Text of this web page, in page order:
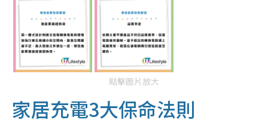
點擊圖片放大
家居充電3大保命法則